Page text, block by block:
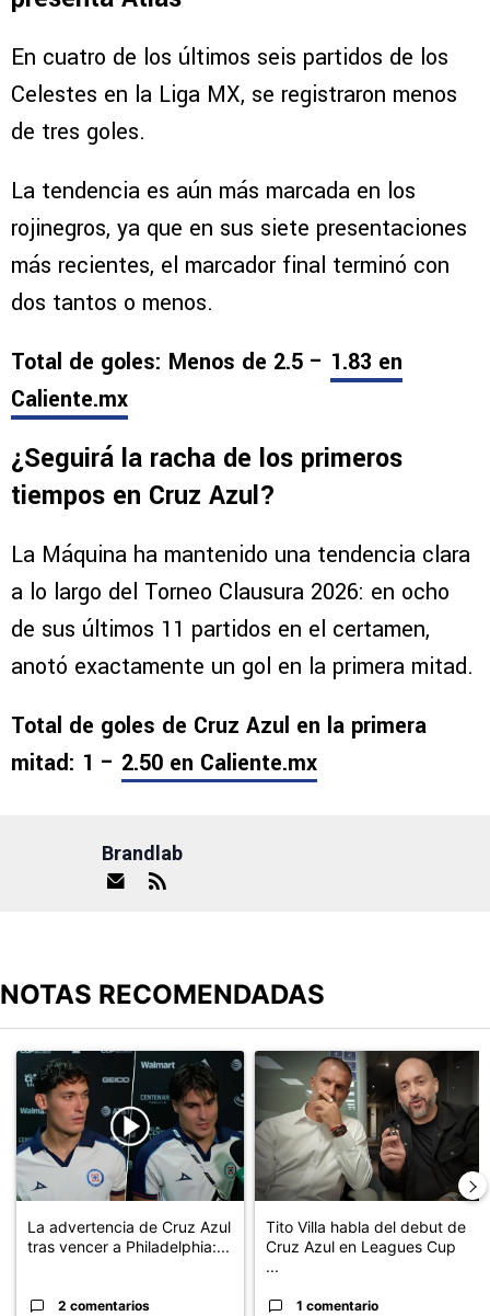
En cuatro de los últimos seis partidos de los
Celestes en la Liga MX, se registraron menos
de tres goles.
La tendencia es aún más marcada en los
rojinegros, ya que en sus siete presentaciones
más recientes, el marcador final terminó con
dos tantos o menos.
Total de goles: Menos de 2.5 – 1.83 en
Caliente.mx
¿Seguirá la racha de los primeros
tiempos en Cruz Azul?
La Máquina ha mantenido una tendencia clara
a lo largo del Torneo Clausura 2026: en ocho
de sus últimos 11 partidos en el certamen,
anotó exactamente un gol en la primera mitad.
Total de goles de Cruz Azul en la primera
mitad: 1 – 2.50 en Caliente.mx
Brandlab
NOTAS RECOMENDADAS
Un artículo de tendencia con el título "La advertencia de Cruz
La advertencia de Cruz Azul
tras vencer a Philadelphia:...
2 comentarios
Un artículo de tendencia con el
Tito Villa habla del debut de
Cruz Azul en Leagues Cup
...
1 comentario